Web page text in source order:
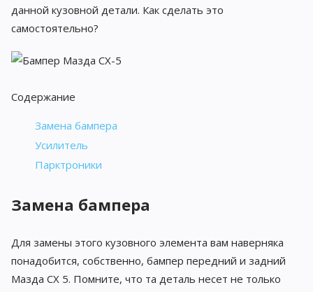
данной кузовной детали. Как сделать это
самостоятельно?
Содержание
Замена бампера
Усилитель
Парктроники
Замена бампера
Для замены этого кузовного элемента вам наверняка
понадобится, собственно, бампер передний и задний
Мазда СХ 5. Помните, что та деталь несет не только